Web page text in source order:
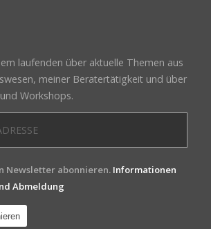
laufenden über aktuelle Themen aus
meiner Beratertätigkeit und über
Workshops.
Newsletter abonnieren. Informationen
Abmeldung